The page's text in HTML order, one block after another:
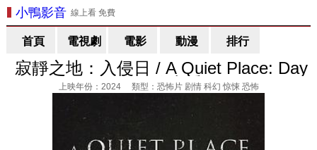
小鴨影音線上看 免費
首頁 電視劇 電影 動漫 排行
寂靜之地：入侵日 / A Quiet Place: Day
One 線上看
上映年份：2024 類型：恐怖片 剧情 科幻 惊悚 恐怖